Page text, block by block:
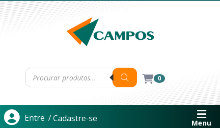
0
Entre / Cadastre-se Menu